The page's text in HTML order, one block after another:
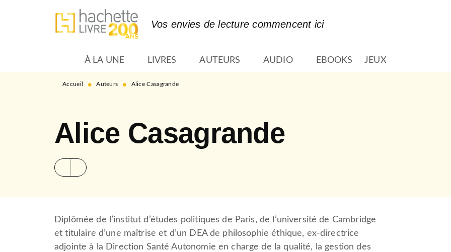
MENU RECHERCHE
Vos envies de lecture commencent ici
À LA UNE LIVRES AUTEURS AUDIO EBOOKS JEUX
Accueil • Auteurs • Alice Casagrande
Alice Casagrande
Diplômée de l’institut d’études politiques de Paris, de l’université de Cambridge
et titulaire d’une maîtrise et d’un DEA de philosophie éthique, ex-directrice
adjointe à la Direction Santé Autonomie en charge de la qualité, la gestion des